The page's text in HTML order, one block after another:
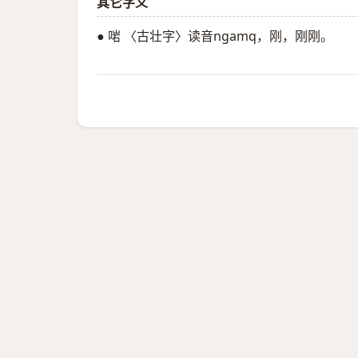
● 啱 〈古壮字〉读音ngamq，刚，刚刚。